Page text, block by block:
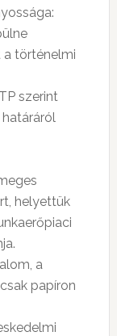
a történelmi
szerint
helyettük
a
papíron